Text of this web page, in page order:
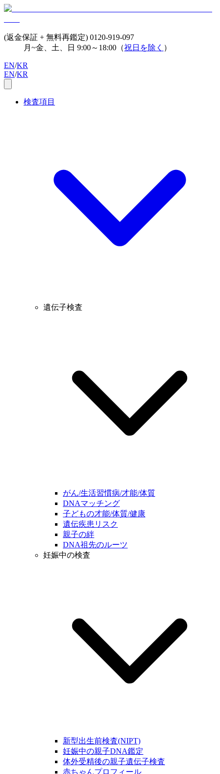
(返金保証 + 無料再鑑定) 0120-919-097
月~金、土、日 9:00～18:00（祝日を除く ）
EN/KR
EN/KR
検査項目
遺伝子検査
がん/生活習慣病/才能/体質
DNAマッチング
子どもの才能/体質/健康
遺伝疾患リスク
親子の絆
DNA祖先のルーツ
妊娠中の検査
新型出生前検査(NIPT)
妊娠中の親子DNA鑑定
体外受精後の親子遺伝子検査
赤ちゃんプロフィール